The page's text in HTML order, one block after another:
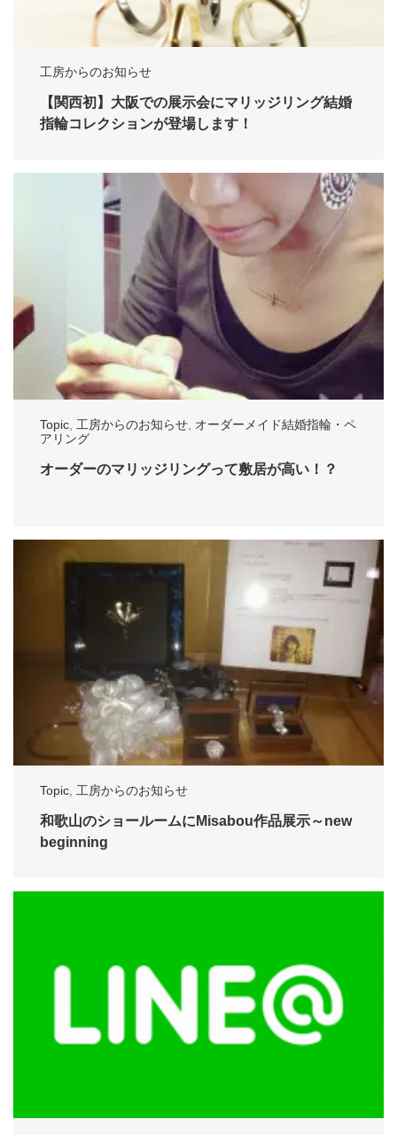
工房からのお知らせ
【関西初】大阪での展示会にマリッジリング結婚
指輪コレクションが登場します！
Topic 工房からのお知らせ オーダーメイド結婚指輪・ペ
アリング
オーダーのマリッジリングって敷居が高い！？
Topic, 工房からのお知らせ
和歌山のショールームにMisabou作品展示～new
beginning